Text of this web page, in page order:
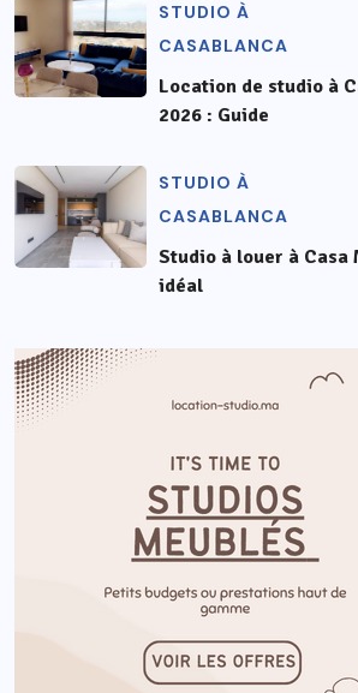
STUDIO À
CASABLANCA
Location de studio à
2026 : Guide
STUDIO À
CASABLANCA
Studio à louer à Casa
idéal